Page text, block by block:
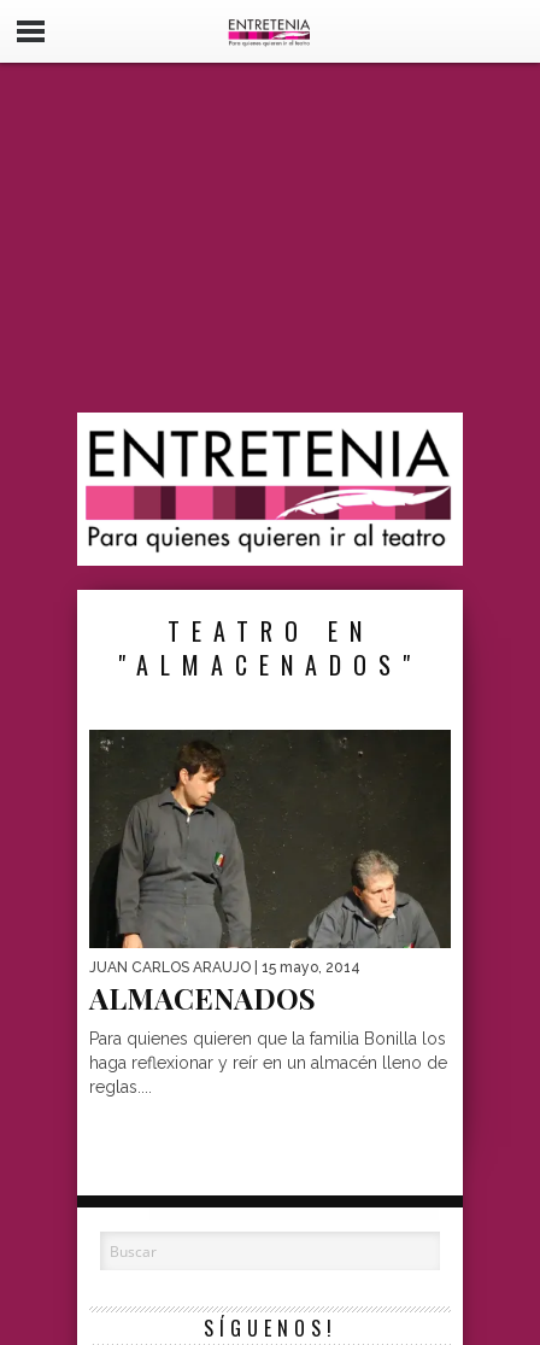
TEATRO EN
"ALMACENADOS"
JUAN CARLOS ARAUJO | 15 mayo, 2014
ALMACENADOS
Para quienes quieren que la familia Bonilla los
haga reflexionar y reír en un almacén lleno de
reglas....
SÍGUENOS!